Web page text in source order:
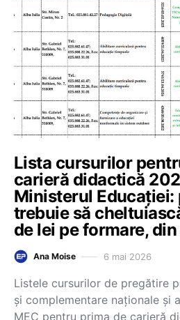
Lista cursurilor
carieră didactică
Ministerul Educației:
trebuie să
de lei pe formare,
Ana Moise 6 mai 2026
Listele cursurilor de pregătire
și complementare naționale și
MEC pentru prima de carieră